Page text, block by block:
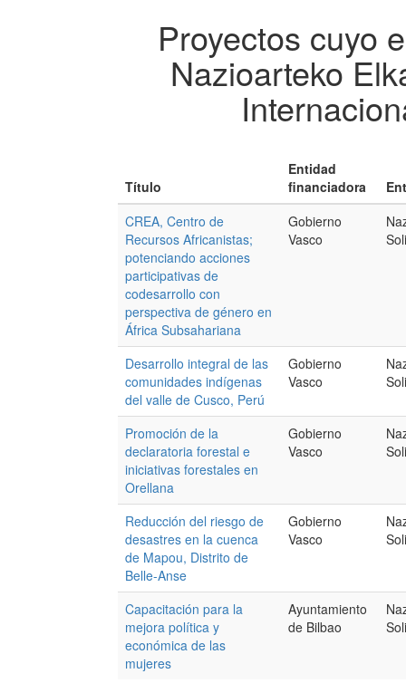
Proyectos cuyo
Nazioarteko
Título
Entidad
financiadora
CREA, Centro de
Recursos Africanistas;
potenciando acciones
participativas de
codesarrollo con
perspectiva de género en
África Subsahariana
Gobierno
Vasco
Desarrollo integral de las
comunidades indígenas
del valle de Cusco, Perú
Gobierno
Vasco
Promoción de la
declaratoria forestal e
iniciativas forestales en
Orellana
Gobierno
Vasco
Reducción del riesgo de
desastres en la cuenca
de Mapou, Distrito de
Belle-Anse
Gobierno
Vasco
Capacitación para la
mejora política y
económica de las
mujeres
Ayuntamiento
de Bilbao